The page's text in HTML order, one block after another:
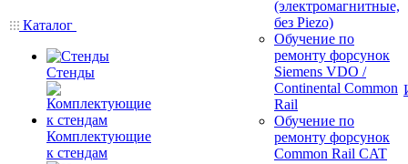
Каталог
Стенды
Комплектующие
к стендам
(электромагнитные,
без Piezo)
Обучение по
ремонту форсунок
Siemens VDO /
Continental Common
Rail
Обучение по
ремонту форсунок
Common Rail CAT